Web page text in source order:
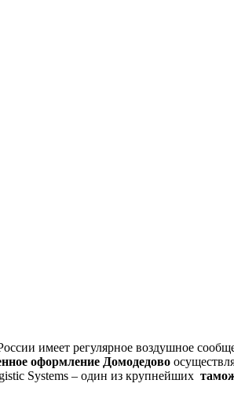
имеет регулярное воздушное
оформление Домодедово
Systems – один из крупнейших